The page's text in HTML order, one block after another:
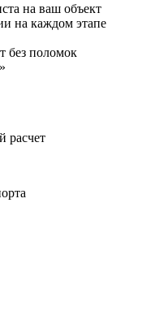
на ваш объект
на каждом этапе
без поломок
расчет